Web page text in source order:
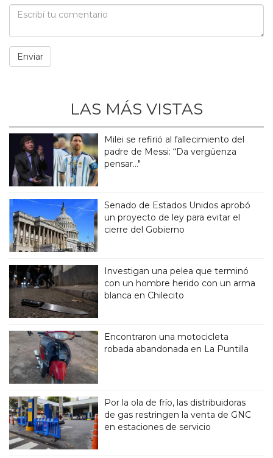
LAS MÁS VISTAS
Milei se refirió al fallecimiento del
padre de Messi: “Da vergüenza
pensar..."
Senado de Estados Unidos aprobó
un proyecto de ley para evitar el
cierre del Gobierno
Investigan una pelea que terminó
con un hombre herido con un arma
blanca en Chilecito
Encontraron una motocicleta
robada abandonada en La Puntilla
Por la ola de frío, las distribuidoras
de gas restringen la venta de GNC
en estaciones de servicio